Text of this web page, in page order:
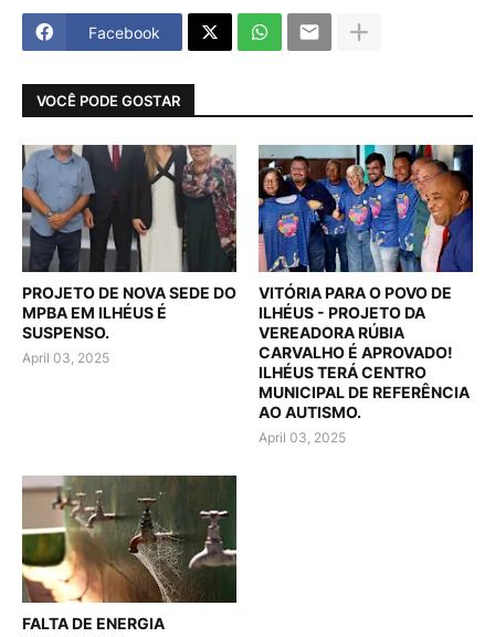
Facebook
VOCÊ PODE GOSTAR
PROJETO DE NOVA SEDE DO
MPBA EM ILHÉUS É
SUSPENSO.
April 03, 2025
VITÓRIA PARA O POVO DE
ILHÉUS - PROJETO DA
VEREADORA RÚBIA
CARVALHO É APROVADO!
ILHÉUS TERÁ CENTRO
MUNICIPAL DE REFERÊNCIA
AO AUTISMO.
April 03, 2025
FALTA DE ENERGIA